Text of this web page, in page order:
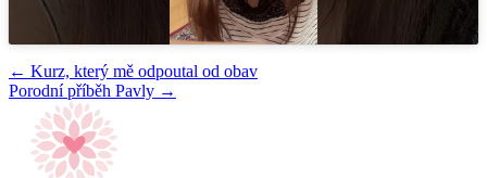
← Kurz, který mě odpoutal od obav
Porodní příběh Pavly →